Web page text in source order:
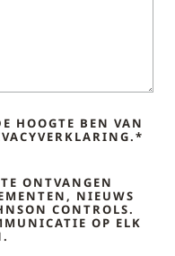
HOOGTE BEN VAN
ONTVANGEN
NIEUWS
CONTROLS.
OP ELK